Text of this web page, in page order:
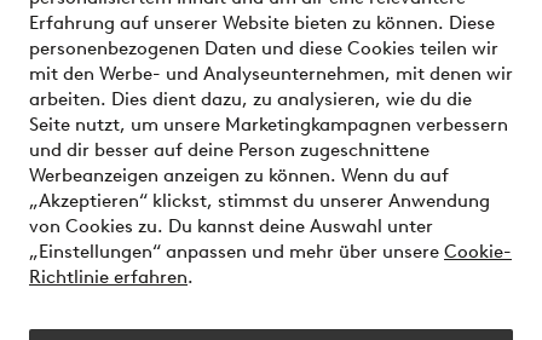
Erfahrung auf unserer Website bieten zu können. Diese
personenbezogenen Daten und diese Cookies teilen wir
mit den Werbe- und Analyseunternehmen, mit denen wir
arbeiten. Dies dient dazu, zu analysieren, wie du die
Seite nutzt, um unsere Marketingkampagnen verbessern
und dir besser auf deine Person zugeschnittene
Werbeanzeigen anzeigen zu können. Wenn du auf
„Akzeptieren“ klickst, stimmst du unserer Anwendung
von Cookies zu. Du kannst deine Auswahl unter
„Einstellungen“ anpassen und mehr über unsere Cookie-
Richtlinie erfahren.
Sichere Zahlungen - Jetzt bezahlen oder aufteilen
Möchtest du mehr über unsere
Zahlungsmöglichkeitenerfahren?